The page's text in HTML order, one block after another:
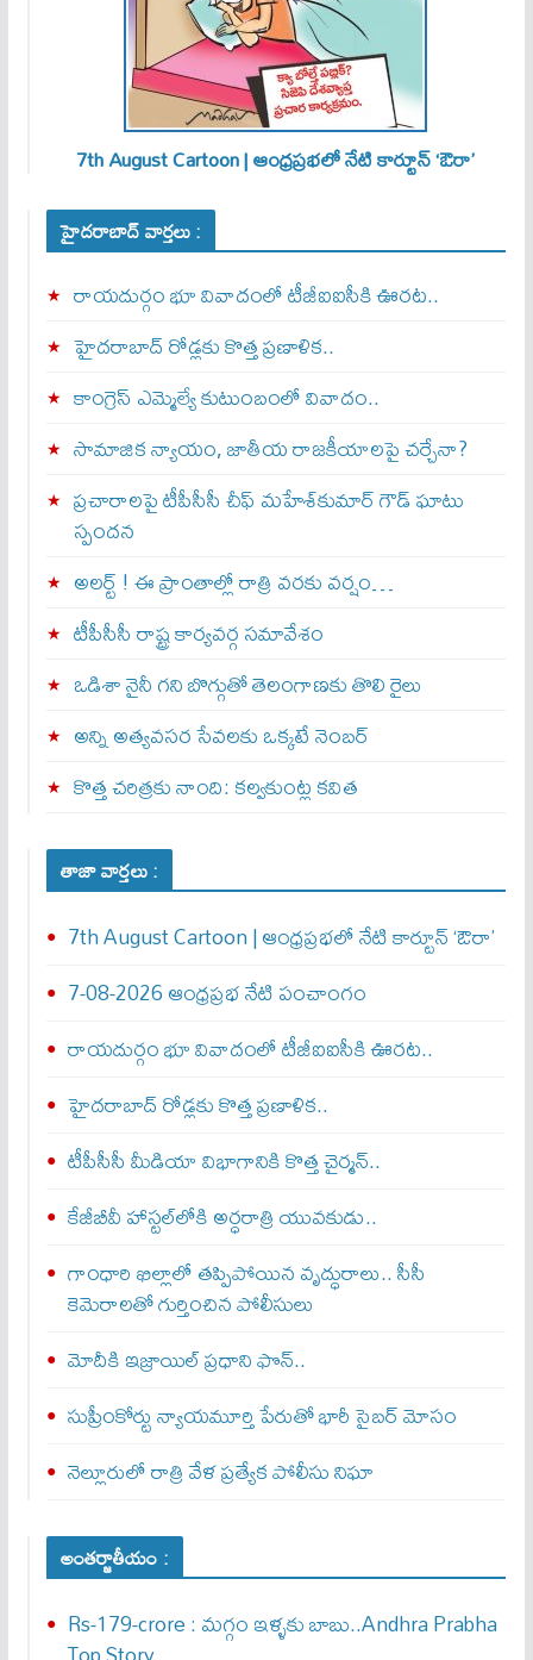
7th August Cartoon | ఆంధ్రప్రభలో నేటి కార్టూన్ ‘ఔరా’
హైదరాబాద్ వార్తలు :
రాయదుర్గం భూ వివాదంలో టీజీఐఐసీకి ఊరట..
హైదరాబాద్ రోడ్లకు కొత్త ప్రణాళిక..
కాంగ్రెస్ ఎమ్మెల్యే కుటుంబంలో వివాదం..
సామాజిక న్యాయం, జాతీయ రాజకీయాలపై చర్చేనా?
ప్రచారాలపై టీపీసీసీ చీఫ్ మహేశ్‌కుమార్ గౌడ్ ఘాటు
స్పందన
అల‌ర్ట్ ! ఈ ప్రాంతాల్లో రాత్రి వరకు వర్షం…
టీపీసీసీ రాష్ట్ర కార్యవర్గ సమావేశం
ఒడిశా నైనీ గని బొగ్గుతో తెలంగాణకు తొలి రైలు
అన్ని అత్యవసర సేవలకు ఒక్క‌టే నెంబ‌ర్‌
కొత్త చరిత్రకు నాంది: క‌ల్వ‌కుంట్ల కవిత
తాజా వార్తలు :
7th August Cartoon | ఆంధ్రప్రభలో నేటి కార్టూన్ ‘ఔరా’
7-08-2026 ఆంధ్రప్రభ నేటి పంచాంగం
రాయదుర్గం భూ వివాదంలో టీజీఐఐసీకి ఊరట..
హైదరాబాద్ రోడ్లకు కొత్త ప్రణాళిక..
టీపీసీసీ మీడియా విభాగానికి కొత్త చైర్మన్..
కేజీబీవీ హాస్టల్‌లోకి అర్ధరాత్రి యువకుడు..
గాంధారి ఖిల్లాలో తప్పిపోయిన వృద్ధురాలు.. సీసీ
కెమెరాలతో గుర్తించిన పోలీసులు
మోదీకి ఇజ్రాయిల్ ప్ర‌ధాని ఫొన్..
సుప్రీంకోర్టు న్యాయమూర్తి పేరుతో భారీ సైబర్ మోసం
నెల్లూరులో రాత్రి వేళ ప్రత్యేక పోలీసు నిఘా
అంతర్జాతీయం :
Rs-179-crore : మ‌గ్గం ఇళ్ళ‌కు బాబు..Andhra Prabha